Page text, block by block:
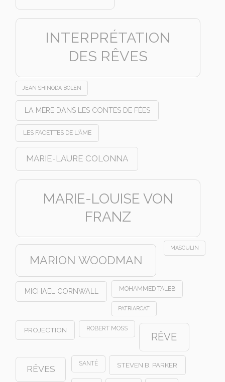
INTERPRÉTATION
DES RÊVES
JEAN SHINODA BOLEN
LA MÈRE DANS LES CONTES DE FÉES
LES FACETTES DE L'ÂME
MARIE-LAURE COLONNA
MARIE-LOUISE VON
FRANZ
MARION WOODMAN
MASCULIN
MICHAEL CORNWALL MOHAMMED TALEB
PATRIARCAT
PROJECTION ROBERT MOSS
RÊVE
RÊVES
SANTÉ STEVEN B. PARKER